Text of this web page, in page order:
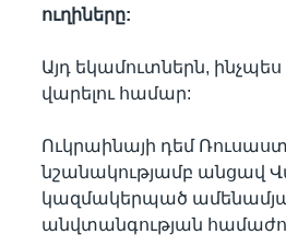
ուղիները:
Այդ եկամուտներն,
վարելու համար:
Ուկրաինայի դեմ
նշանակությամբ անցավ
կազմակերպած ամենամյա
անվտանգության